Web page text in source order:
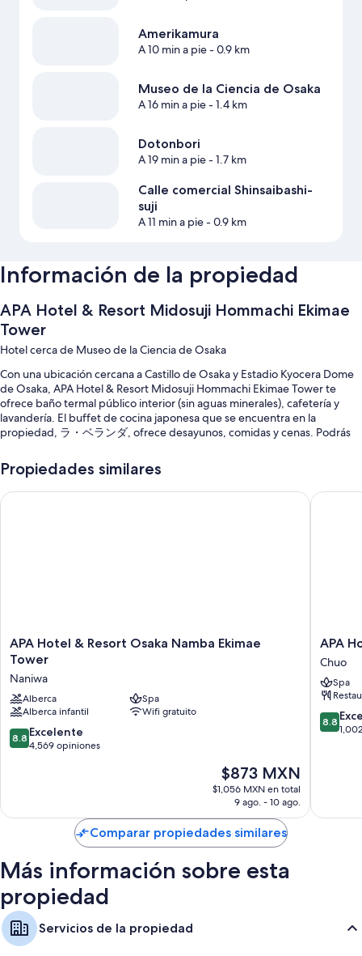
Amerikamura
A 10 min a pie- 0.9 km
Museo de la Ciencia de Osaka
A 16 min a pie- 1.4 km
Dotonbori
A 19 min a pie- 1.7 km
Calle comercial Shinsaibashi-
suji
A 11 min a pie- 0.9 km
Información de la propiedad
APA Hotel & Resort Midosuji Hommachi Ekimae
Tower
Hotel cerca de Museo de la Ciencia de Osaka
Con una ubicación cercana a Castillo de Osaka y Estadio Kyocera Dome
de Osaka, APA Hotel & Resort Midosuji Hommachi Ekimae Tower te
ofrece baño termal público interior (sin aguas minerales), cafetería y
lavandería. El buffet de cocina japonesa que se encuentra en la
propiedad, ラ・ベランダ, ofrece desayunos, comidas y cenas. Podrás
Estos son algunos servicios adicionales:
Características de la habitación
Las 913 habitaciones incluyen comodidades como espacio para trabajar
con laptop y aire acondicionado, además de beneficios como wifi gratis.
Los huéspedes valoran de forma especial la limpieza de las habitaciones.
Otros de los servicios que también encontrarás incluyen:
Televisiones de pantalla plana de 50 pulgadas con canales digitales
Refrigeradores, teteras eléctricas y calefacción
Propiedades similares
APA
Hotel
Resort
Osaka
Namba
Ekimae
Tower
APA Hotel & Resort Osaka Namba Ekimae
Tower
Naniwa
Alberca
Spa
Alberca infantil
Wifi gratuito
8.8
de
8.8 Excelente
4,569 opiniones
El
precio
actual
de
$873 MXN
$1,056 MXN en total
9 ago. - 10 ago.
APA Hotel & Resort Osaka Namba Ekimae Tower
APA
Hotel
Osaka
Ekimae
Chuo
APA
Chuo
Spa
8.8
de
8.8
APA
Comparar propiedades similares
Más información sobre esta
propiedad
Servicios de la propiedad